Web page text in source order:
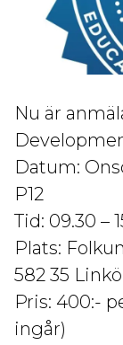
Nu är
Datum:
P12
Tid: 09.30 –
Plats:
582 35
Pris: 400:-
ingår)